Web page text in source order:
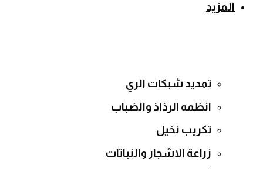
المزيد
تمديد شبكات الري
انظمه الرذاذ والضباب
تكريب نخيل
زراعة الاشجار والنباتات